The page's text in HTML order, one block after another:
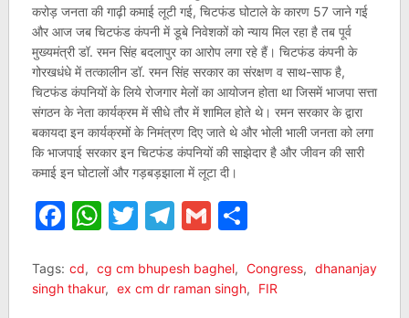
करोड़ जनता की गाढ़ी कमाई लूटी गई, चिटफंड घोटाले के कारण 57 जाने गई
और आज जब चिटफंड कंपनी में डूबे निवेशकों को न्याय मिल रहा है तब पूर्व
मुख्यमंत्री डॉ. रमन सिंह बदलापुर का आरोप लगा रहे हैं। चिटफंड कंपनी के
गोरखधंधे में तत्कालीन डॉ. रमन सिंह सरकार का संरक्षण व साथ-साफ है,
चिटफंड कंपनियों के लिये रोजगार मेलों का आयोजन होता था जिसमें भाजपा सत्ता
संगठन के नेता कार्यक्रम में सीधे तौर में शामिल होते थे। रमन सरकार के द्वारा
बकायदा इन कार्यक्रमों के निमंत्रण दिए जाते थे और भोली भाली जनता को लगा
कि भाजपाई सरकार इन चिटफंड कंपनियों की साझेदार है और जीवन की सारी
कमाई इन घोटालों और गड़बड़झाला में लूटा दी।
Facebook
WhatsApp
Twitter
Telegram
GmailShare
Tags: cd, cg cm bhupesh baghel, Congress, dhananjay
singh thakur, ex cm dr raman singh, FIR